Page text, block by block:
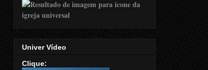
Univer Vídeo
Clique: